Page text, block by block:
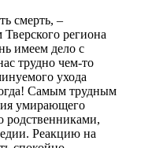
смерть, –
региона
имеем дело с
трудно чем-то
ухода
Самым трудным
умирающего
родственниками,
Реакцию на